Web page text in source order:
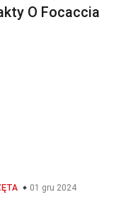
O Focaccia
01 gru 2024